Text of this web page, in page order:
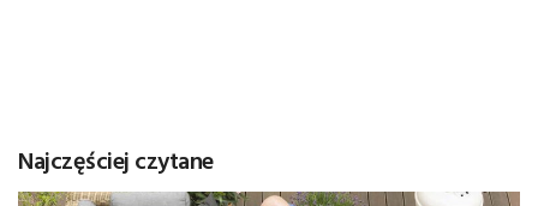
Najczęściej czytane